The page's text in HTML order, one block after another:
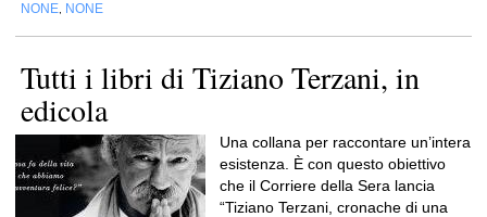
NONE NONE
Tutti i libri di Tiziano Terzani, in
edicola
Una collana per raccontare un’intera
esistenza. È con questo obiettivo
che il Corriere della Sera lancia
“Tiziano Terzani, cronache di una